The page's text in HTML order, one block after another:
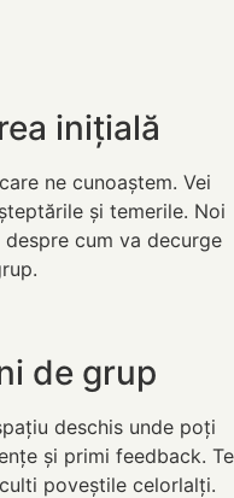
inițială
ne cunoaștem. Vei
și temerile. Noi
cum va decurge
de grup
deschis unde poți
și primi feedback. Te
poveștile celorlalți.